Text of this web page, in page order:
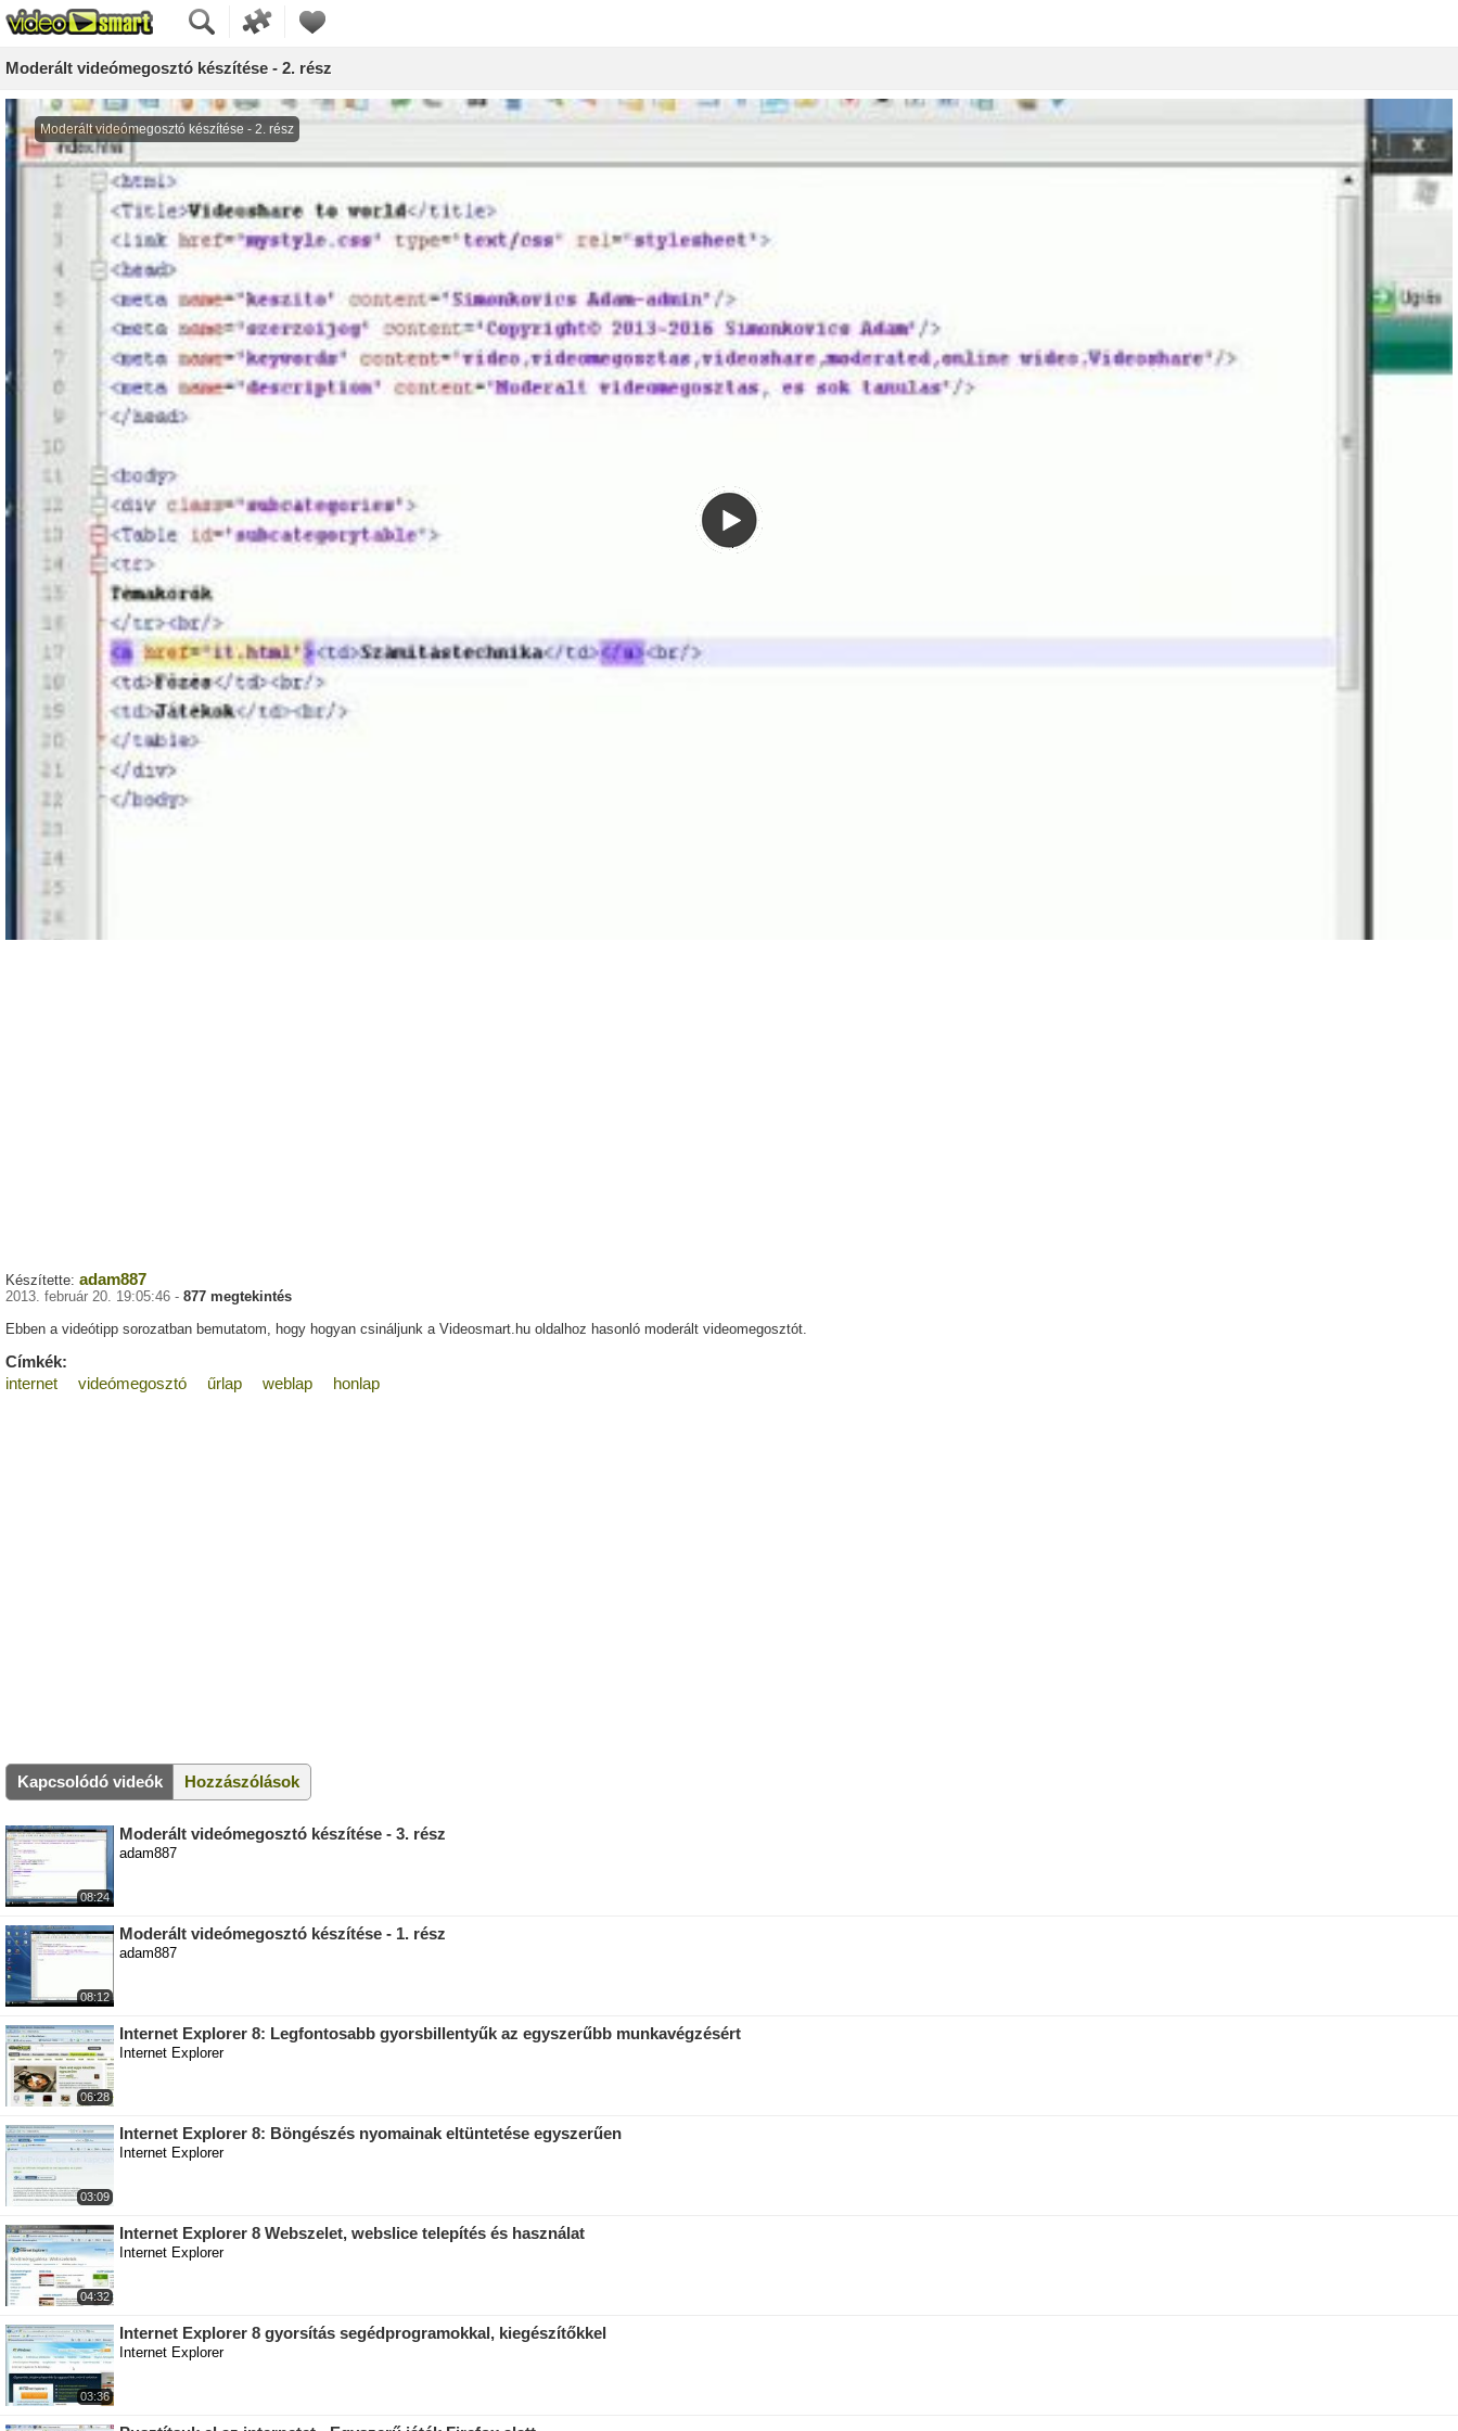
Moderált videómegosztó készítése - 2. rész
Készítette: adam887
2013. február 20. 19:05:46 - 877 megtekintés
Ebben a videótipp sorozatban bemutatom, hogy hogyan csináljunk a Videosmart.hu oldalhoz hasonló moderált videomegosztót.
Címkék:
internet
videómegosztó űrlap weblap honlap
Kapcsolódó videók Hozzászólások
08:24
Moderált videómegosztó készítése - 3. rész
adam887
08:12
Moderált videómegosztó készítése - 1. rész
adam887
06:28
Internet Explorer 8: Legfontosabb gyorsbillentyűk az egyszerűbb munkavégzésért
Internet Explorer
03:09
Internet Explorer 8: Böngészés nyomainak eltüntetése egyszerűen
Internet Explorer
04:32
Internet Explorer 8 Webszelet, webslice telepítés és használat
Internet Explorer
03:36
Internet Explorer 8 gyorsítás segédprogramokkal, kiegészítőkkel
Internet Explorer